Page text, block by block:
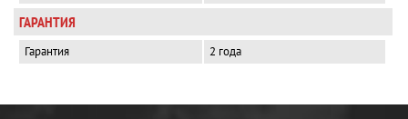
ГАРАНТИЯ
Гарантия 2 года